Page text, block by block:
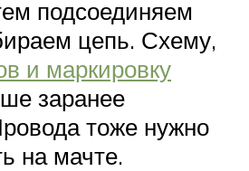
подсоединяем
цепь. Схему,
и маркировку
заранее
тоже нужно
на мачте.